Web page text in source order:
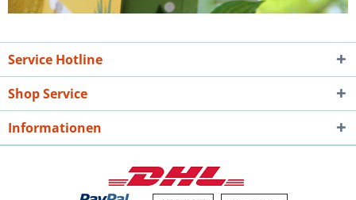
Service Hotline
Shop Service
Informationen